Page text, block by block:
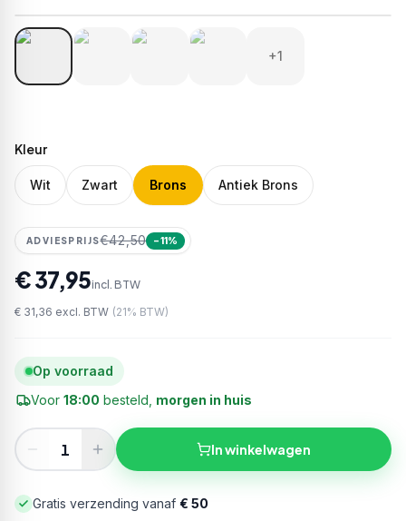
Artikelnr:S917EAN:8721381540641
+1
Kleur
Wit Zwart Brons Antiek Brons
ADVIESPRIJS€42,50 −11%
€ 37,95incl. BTW
€ 31,36 excl. BTW (21% BTW)
Op voorraad
Voor 18:00 besteld, morgen in huis
In winkelwagen
Gratis verzending vanaf € 50